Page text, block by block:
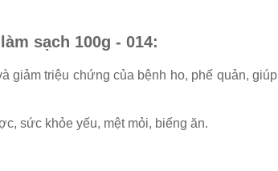
sạch 100g - 014:
giảm triệu chứng của bệnh ho, phế quản, giúp
sức khỏe yếu, mệt mỏi, biếng ăn.